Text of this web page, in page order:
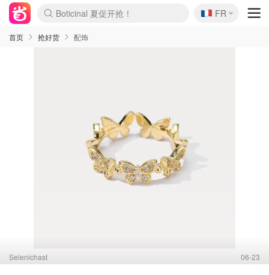
4折！lulu周四疯狂上新
还没结束！&OtherStories大促
Joybuy变相75折 随时失效
速领！Stanley独家85折
疑似霸哥！Camper额外叠85折
Zalando 奥莱闪促！每日更新
Moncler反季囤！5折起+叠9折
Coach Brooklyn仅€192
🇫🇷
FR
首页 抢好货 配饰
Selenichast 06-23